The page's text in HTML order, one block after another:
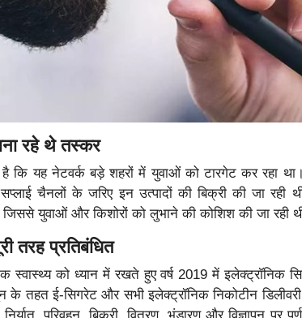
रहे थे तस्कर
है कि यह नेटवर्क बड़े शहरों में युवाओं को टारगेट कर रहा
चैनलों के जरिए इन उत्पादों की बिक्री की जा
युवाओं और किशोरों को लुभाने की कोशिश की जा रही
तरह प्रतिबंधित
स्वास्थ्य को ध्यान में रखते हुए वर्ष 2019 में इलेक्ट्रॉनिक
के तहत ई-सिगरेट और सभी इलेक्ट्रॉनिक निकोटीन